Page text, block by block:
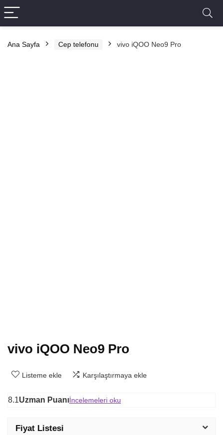
Ana Sayfa Cep telefonu vivo iQOO Neo9 Pro
vivo iQOO Neo9 Pro
Listeme ekle Karşılaştırmaya ekle
8.1Uzman Puanıİncelemeleri oku
Fiyat Listesi